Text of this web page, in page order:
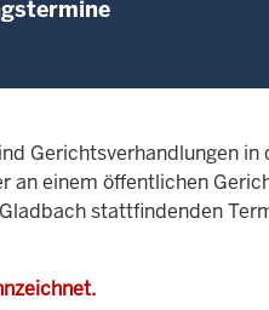
Gerichtsverhandlungen in
an einem öffentlichen
stattfindenden